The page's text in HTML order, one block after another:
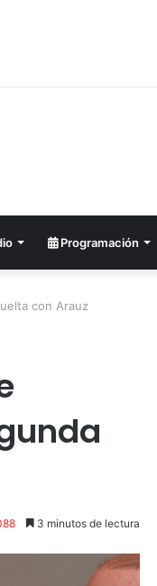
Franciscanos 2026 en Asís
Programación
con Arauz
3 minutos de lectura